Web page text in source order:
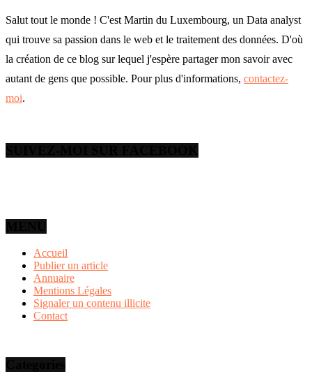
Salut tout le monde ! C'est Martin du Luxembourg, un Data analyst
qui trouve sa passion dans le web et le traitement des données. D'où
la création de ce blog sur lequel j'espère partager mon savoir avec
autant de gens que possible. Pour plus d'informations, contactez-
moi.
Accueil
Publier un article
Annuaire
Mentions Légales
Signaler un contenu illicite
Contact